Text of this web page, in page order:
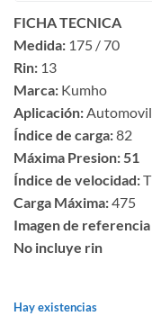
FICHA TECNICA
Medida: 175 / 70
Rin: 13
Marca: Kumho
Aplicación:Automovil
Índice de carga:82
Máxima Presion: 51
Índice de velocidad:T
Carga Máxima:475
Imagen de referencia
No incluye rin
Hay existencias